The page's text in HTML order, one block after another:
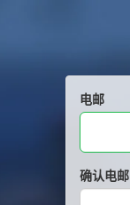
电邮
确认电邮